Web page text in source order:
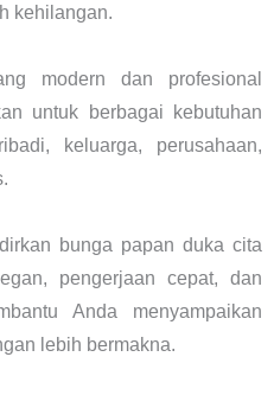
kehilangan.
modern dan profesional
untuk berbagai kebutuhan
keluarga, perusahaan,
bunga papan duka cita
pengerjaan cepat, dan
Anda menyampaikan
lebih bermakna.